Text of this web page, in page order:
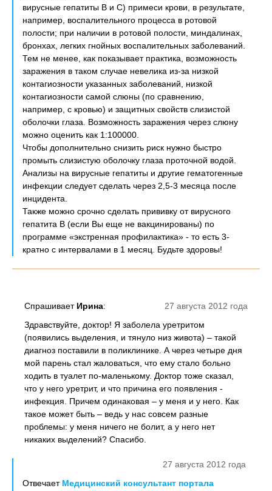
вирусные гепатиты В и С) примеси крови, в результате,
например, воспалительного процесса в ротовой
полости; при наличии в ротовой полости, миндалинах,
бронхах, легких гнойных воспалительных заболеваний.
Тем не менее, как показывает практика, возможность
заражения в таком случае невелика из-за низкой
контагиозности указанных заболеваний, низкой
контагиозности самой слюны (по сравнению,
например, с кровью) и защитных свойств слизистой
оболочки глаза. Возможность заражения через слюну
можно оценить как 1:100000.
Чтобы дополнительно снизить риск нужно быстро
промыть слизистую оболочку глаза проточной водой.
Анализы на вирусные гепатиты и другие гематогенные
инфекции следует сделать через 2,5-3 месяца после
инцидента.
Также можно срочно сделать прививку от вирусного
гепатита В (если Вы еще не вакцинированы) по
программе «экстренная профилактика» - то есть 3-
кратно с интервалами в 1 месяц. Будьте здоровы!
27 августа 2012 года
Спрашивает Ирина:
Здравствуйте, доктор! Я заболела уретритом
(появились выделения, и тянуло низ живота) – такой
диагноз поставили в поликлинике. А через четыре дня
мой парень стал жаловаться, что ему стало больно
ходить в туалет по-маленькому. Доктор тоже сказал,
что у него уретрит, и что причина его появления -
инфекция. Причем одинаковая – у меня и у него. Как
такое может быть – ведь у нас совсем разные
проблемы: у меня ничего не болит, а у него нет
никаких выделений? Спасибо.
27 августа 2012 года
Отвечает Медицинский консультант портала